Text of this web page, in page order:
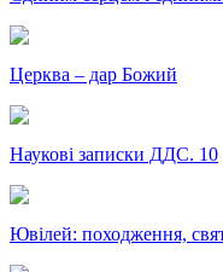
Церква – дар Божий
Наукові записки ДДС. 10
Ювілей: походження,